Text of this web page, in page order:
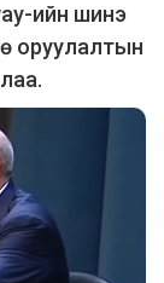
ийн шинэ
оруулалтын